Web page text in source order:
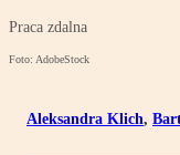
Praca zdalna
Foto: AdobeStock
Aleksandra Klich,